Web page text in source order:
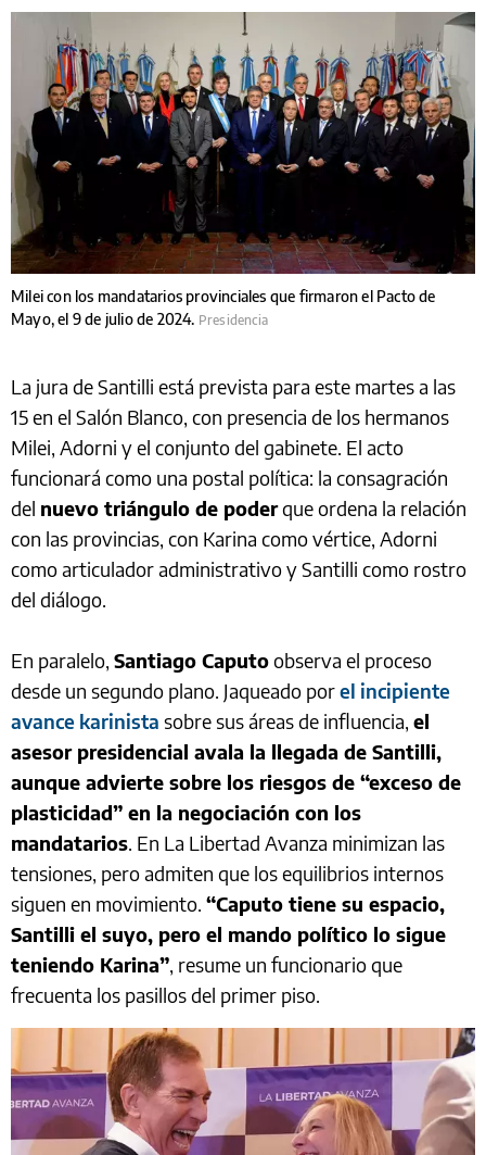
Milei con los mandatarios provinciales que firmaron el Pacto de
Mayo, el 9 de julio de 2024. Presidencia
La jura de Santilli está prevista para este martes a las
15 en el Salón Blanco, con presencia de los hermanos
Milei, Adorni y el conjunto del gabinete. El acto
funcionará como una postal política: la consagración
del nuevo triángulo de poderque ordena la relación
con las provincias, con Karina como vértice, Adorni
como articulador administrativo y Santilli como rostro
del diálogo.
En paralelo, Santiago Caputoobserva el proceso
desde un segundo plano. Jaqueado porel incipiente
avance karinista sobre sus áreas de influencia, el
asesor presidencial avala la llegada de Santilli,
aunque advierte sobre los riesgos de “exceso de
plasticidad” en la negociación con los
mandatarios. En La Libertad Avanza minimizan las
tensiones, pero admiten que los equilibrios internos
siguen en movimiento. “Caputo tiene su espacio,
Santilli el suyo, pero el mando político lo sigue
teniendo Karina”, resume un funcionario que
frecuenta los pasillos del primer piso.